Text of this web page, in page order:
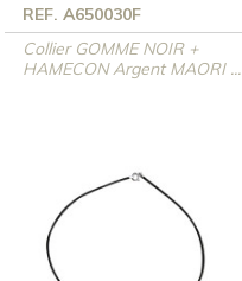
REF. A650030F
Collier GOMME NOIR +
HAMECON Argent MAORI ...